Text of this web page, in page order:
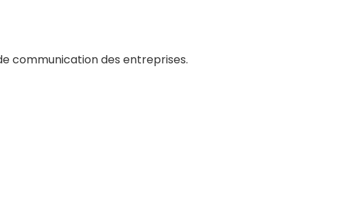
communication des entreprises.